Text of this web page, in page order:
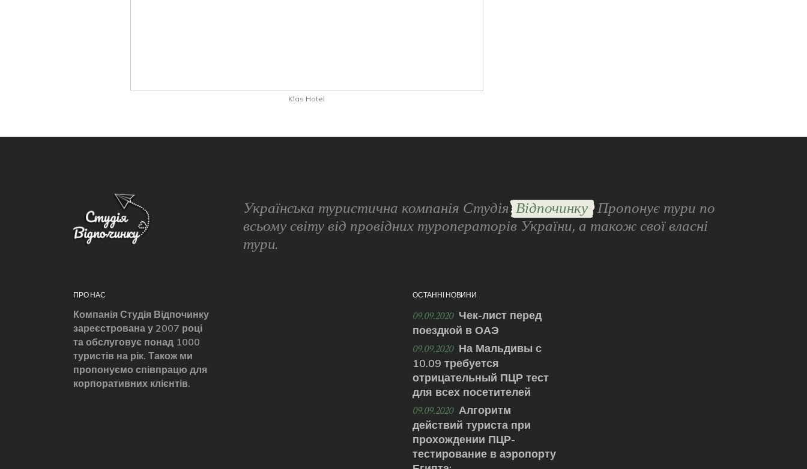
Klas Hotel
Українська туристична компанія СтудіяВідпочинку Пропонує тури по
всьому світу від провідних туроператорів України, а також свої власні
тури.
ПРО НАС
Компанія Студія Відпочинку
зареєстрована у 2007 році
та обслуговує понад 1000
туристів на рік. Також ми
пропонуємо співпрацю для
корпоративних клієнтів.
ОСТАННІ НОВИНИ
09.09.2020 Чек-лист перед
поездкой в ОАЭ
09.09.2020 На Мальдивы с
10.09 требуется
отрицательный ПЦР тест
для всех посетителей
09.09.2020 Алгоритм
действий туриста при
прохождении ПЦР-
тестирование в аэропорту